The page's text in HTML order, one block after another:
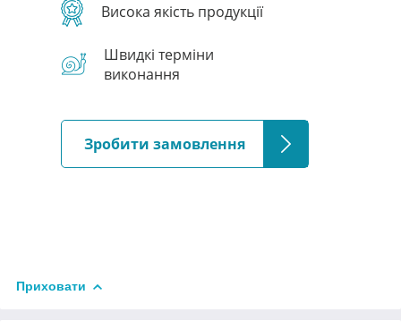
Висока якість продукції
Швидкі терміни
виконання
Зробити замовлення
Приховати